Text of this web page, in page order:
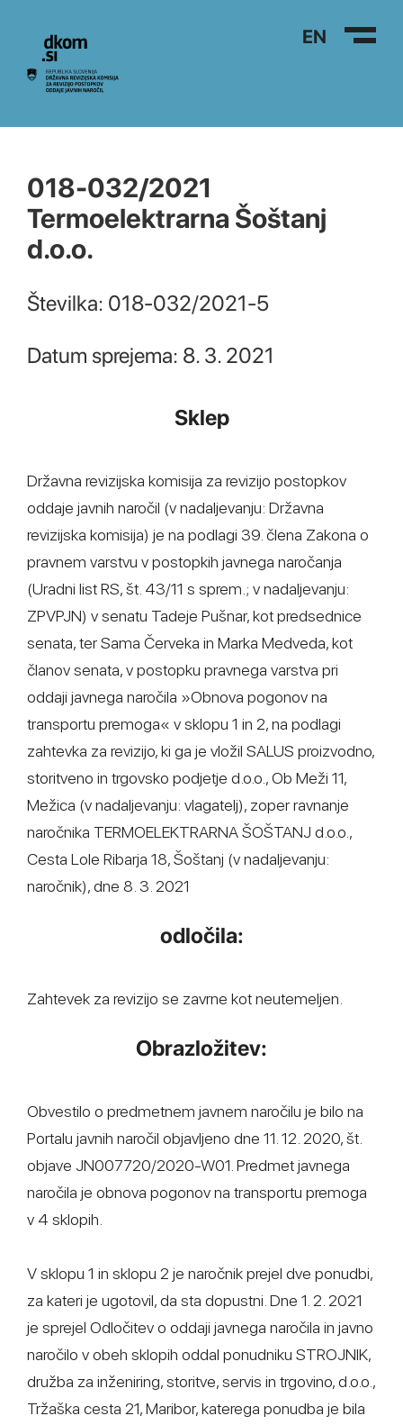
Na vsebino EN
018-032/2021
Termoelektrarna Šoštanj
d.o.o.
Številka: 018-032/2021-5
Datum sprejema: 8. 3. 2021
Sklep
Državna revizijska komisija za revizijo postopkov
oddaje javnih naročil (v nadaljevanju: Državna
revizijska komisija) je na podlagi 39. člena Zakona o
pravnem varstvu v postopkih javnega naročanja
(Uradni list RS, št. 43/11 s sprem.; v nadaljevanju:
ZPVPJN) v senatu Tadeje Pušnar, kot predsednice
senata, ter Sama Červeka in Marka Medveda, kot
članov senata, v postopku pravnega varstva pri
oddaji javnega naročila »Obnova pogonov na
transportu premoga« v sklopu 1 in 2, na podlagi
zahtevka za revizijo, ki ga je vložil SALUS proizvodno,
storitveno in trgovsko podjetje d.o.o., Ob Meži 11,
Mežica (v nadaljevanju: vlagatelj), zoper ravnanje
naročnika TERMOELEKTRARNA ŠOŠTANJ d.o.o.,
Cesta Lole Ribarja 18, Šoštanj (v nadaljevanju:
naročnik), dne 8. 3. 2021
odločila:
Zahtevek za revizijo se zavrne kot neutemeljen.
Obrazložitev:
Obvestilo o predmetnem javnem naročilu je bilo na
Portalu javnih naročil objavljeno dne 11. 12. 2020, št.
objave JN007720/2020-W01. Predmet javnega
naročila je obnova pogonov na transportu premoga
v 4 sklopih.
V sklopu 1 in sklopu 2 je naročnik prejel dve ponudbi,
za kateri je ugotovil, da sta dopustni. Dne 1. 2. 2021
je sprejel Odločitev o oddaji javnega naročila in javno
naročilo v obeh sklopih oddal ponudniku STROJNIK,
družba za inženiring, storitve, servis in trgovino, d.o.o.,
Tržaška cesta 21, Maribor, katerega ponudba je bila